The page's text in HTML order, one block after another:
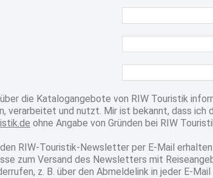
die Katalogangebote von RIW Touristik
verarbeitet und nutzt. Mir ist bekannt, dass ich
ohne Angabe von Gründen bei RIW
RIW-Touristik-Newsletter per E-Mail erhalten
zum Versand des Newsletters mit
z. B. über den Abmeldelink in jeder E-